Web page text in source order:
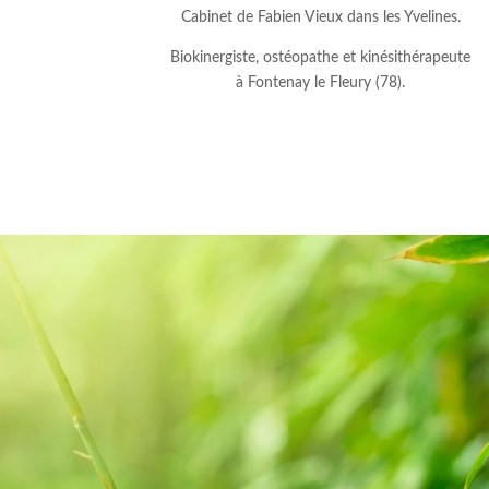
Cabinet de Fabien Vieux dans les Yvelines.
Biokinergiste, ostéopathe et kinésithérapeute
à Fontenay le Fleury (78).